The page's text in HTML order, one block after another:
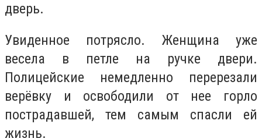
дверь.
Увиденное потрясло. Женщина уже
весела в петле на ручке двери.
Полицейские немедленно перерезали
верёвку и освободили от нее горло
пострадавшей, тем самым спасли ей
жизнь.